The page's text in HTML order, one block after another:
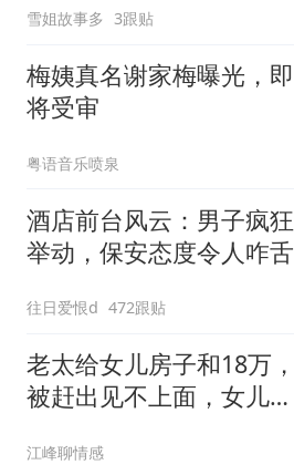
雪姐故事多 3跟贴
梅姨真名谢家梅曝光，即
将受审
粤语音乐喷泉
酒店前台风云：男子疯狂
举动，保安态度令人咋舌
往日爱恨d 472跟贴
老太给女儿房子和18万，
被赶出见不上面，女儿：
江峰聊情感